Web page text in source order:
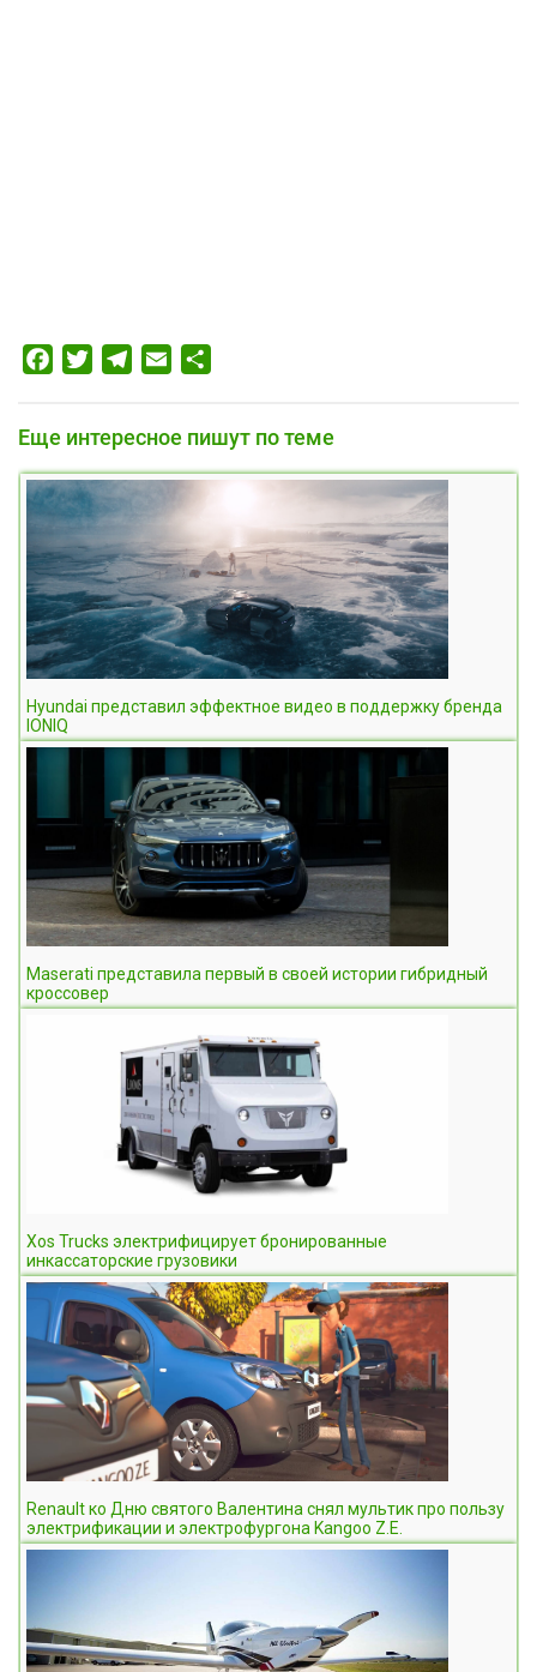
FacebookTwitterTelegram
Email
Еще интересное пишут по теме
Hyundai представил эффектное видео в поддержку бренда
IONIQ
Maserati представила первый в своей истории гибридный
кроссовер
Xos Trucks электрифицирует бронированные
инкассаторские грузовики
Renault ко Дню святого Валентина снял мультик про пользу
электрификации и электрофургона Kangoo Z.E.